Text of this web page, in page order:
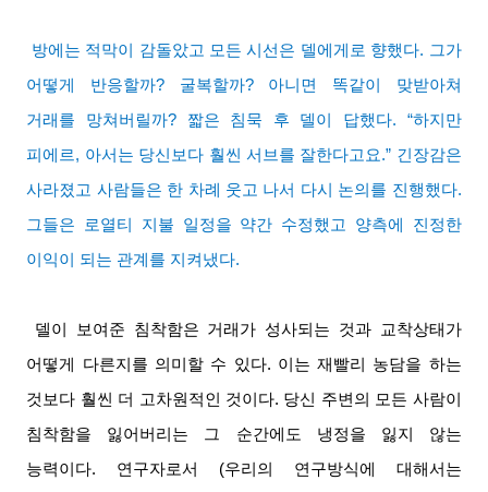
방에는 적막이 감돌았고 모든 시선은 델에게로 향했다. 그가
어떻게 반응할까? 굴복할까? 아니면 똑같이 맞받아쳐
거래를 망쳐버릴까? 짧은 침묵 후 델이 답했다. “하지만
피에르, 아서는 당신보다 훨씬 서브를 잘한다고요.” 긴장감은
사라졌고 사람들은 한 차례 웃고 나서 다시 논의를 진행했다.
그들은 로열티 지불 일정을 약간 수정했고 양측에 진정한
이익이 되는 관계를 지켜냈다.
델이 보여준 침착함은 거래가 성사되는 것과 교착상태가
어떻게 다른지를 의미할 수 있다. 이는 재빨리 농담을 하는
것보다 훨씬 더 고차원적인 것이다. 당신 주변의 모든 사람이
침착함을 잃어버리는 그 순간에도 냉정을 잃지 않는
능력이다. 연구자로서 (우리의 연구방식에 대해서는